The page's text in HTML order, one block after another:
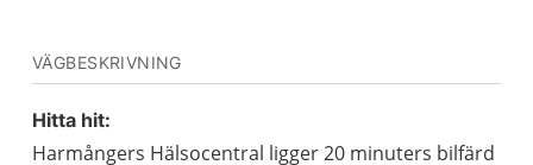
VÄGBESKRIVNING
Hitta hit:
Harmångers Hälsocentral ligger 20 minuters bilfärd